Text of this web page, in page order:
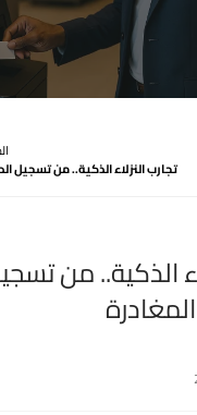
تجارب النزلاء الذكية.. من تسجيل
الذكية.. من